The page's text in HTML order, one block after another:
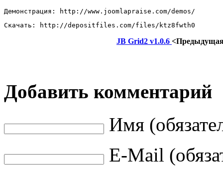
Демонстрация: http://www.joomlapraise.com/demos/
Скачать: http://depositfiles.com/files/ktz8fwth0
JB Grid2 v1.0.6
Добавить комментарий
Имя
E-Mail